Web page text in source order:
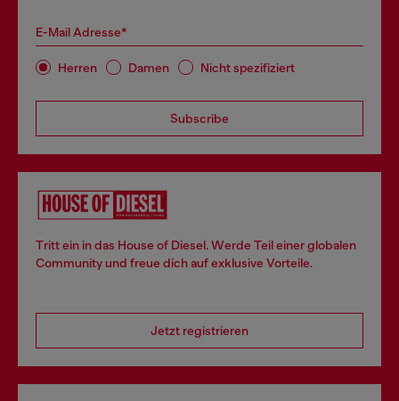
E-Mail Adresse*
Herren Damen Nicht spezifiziert
Subscribe
Tritt ein in das House of Diesel. Werde Teil einer globalen
Community und freue dich auf exklusive Vorteile.
Jetzt registrieren